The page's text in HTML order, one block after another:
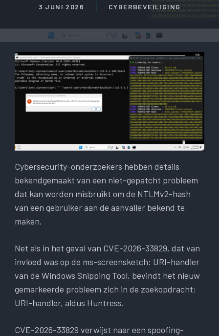
3 JUNI 2026 CYBERBEVEILIGING
Cybersecurity-onderzoekers hebben details
bekendgemaakt van een niet-gepatcht probleem
dat kan worden misbruikt om de NTLMv2-hash
van een gebruiker aan de aanvaller bekend te
maken.
Net als in het geval van CVE-2026-33829, dat van
invloed was op de ms-screensketch: URI-handler
van de Windows Snipping Tool, bevindt het nieuw
gemarkeerde probleem zich in de zoekopdracht:
URI-handler, aldus Huntress.
CVE-2026-33829 verwijst naar een spoofing-